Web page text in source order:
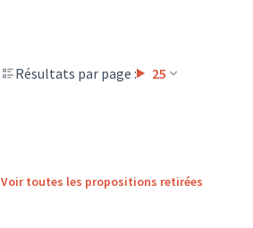
Résultats par page : 25
Voir toutes les propositions retirées